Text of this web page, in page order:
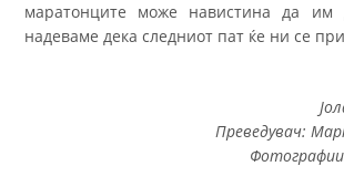
маратонците може навистина да им
надеваме дека следниот пат ќе ни се
Преведувач: